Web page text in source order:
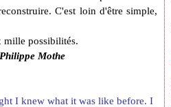
C'est loin d'être simple,
mille possibilités.
Mothe
I knew what it was like before. I